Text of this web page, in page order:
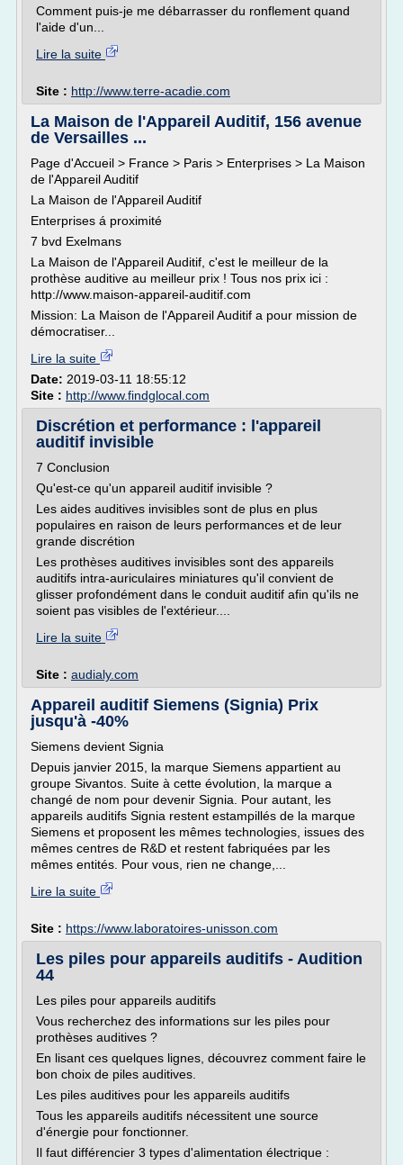
Comment puis-je me débarrasser du ronflement quand
l'aide d'un...
Lire la suite
Site : http://www.terre-acadie.com
La Maison de l'Appareil Auditif, 156 avenue
de Versailles ...
Page d'Accueil > France > Paris > Enterprises > La Maison
de l'Appareil Auditif
La Maison de l'Appareil Auditif
Enterprises á proximité
7 bvd Exelmans
La Maison de l'Appareil Auditif, c'est le meilleur de la
prothèse auditive au meilleur prix ! Tous nos prix ici :
http://www.maison-appareil-auditif.com
Mission: La Maison de l'Appareil Auditif a pour mission de
démocratiser...
Lire la suite
Date: 2019-03-11 18:55:12
Site : http://www.findglocal.com
Discrétion et performance : l'appareil
auditif invisible
7 Conclusion
Qu'est-ce qu'un appareil auditif invisible ?
Les aides auditives invisibles sont de plus en plus
populaires en raison de leurs performances et de leur
grande discrétion
Les prothèses auditives invisibles sont des appareils
auditifs intra-auriculaires miniatures qu'il convient de
glisser profondément dans le conduit auditif afin qu'ils ne
soient pas visibles de l'extérieur....
Lire la suite
Site : audialy.com
Appareil auditif Siemens (Signia) Prix
jusqu'à -40%
Siemens devient Signia
Depuis janvier 2015, la marque Siemens appartient au
groupe Sivantos. Suite à cette évolution, la marque a
changé de nom pour devenir Signia. Pour autant, les
appareils auditifs Signia restent estampillés de la marque
Siemens et proposent les mêmes technologies, issues des
mêmes centres de R&D et restent fabriquées par les
mêmes entités. Pour vous, rien ne change,...
Lire la suite
Site : https://www.laboratoires-unisson.com
Les piles pour appareils auditifs - Audition
44
Les piles pour appareils auditifs
Vous recherchez des informations sur les piles pour
prothèses auditives ?
En lisant ces quelques lignes, découvrez comment faire le
bon choix de piles auditives.
Les piles auditives pour les appareils auditifs
Tous les appareils auditifs nécessitent une source
d'énergie pour fonctionner.
Il faut différencier 3 types d'alimentation électrique :